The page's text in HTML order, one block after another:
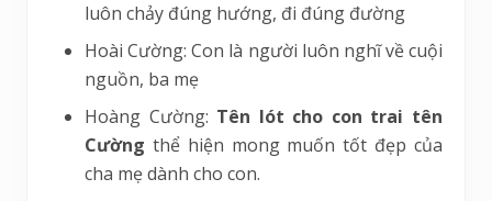
luôn chảy đúng hướng, đi đúng đường
Hoài Cường: Con là người luôn nghĩ về cuội
nguồn, ba mẹ
Hoàng Cường: Tên lót cho con trai tên
Cường thể hiện mong muốn tốt đẹp của
cha mẹ dành cho con.